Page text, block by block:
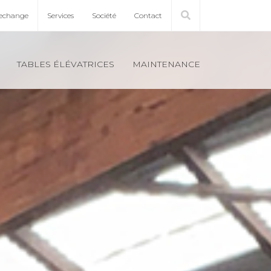
Ser­vices Société Contact
TABLES ÉLÉ­VA­TRICES MAIN­TE­NANCE